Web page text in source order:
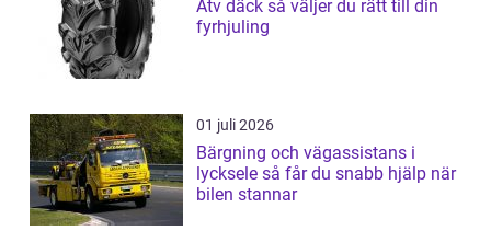
Atv däck så väljer du rätt till din
fyrhjuling
01 juli 2026
Bärgning och vägassistans i
lycksele så får du snabb hjälp när
bilen stannar